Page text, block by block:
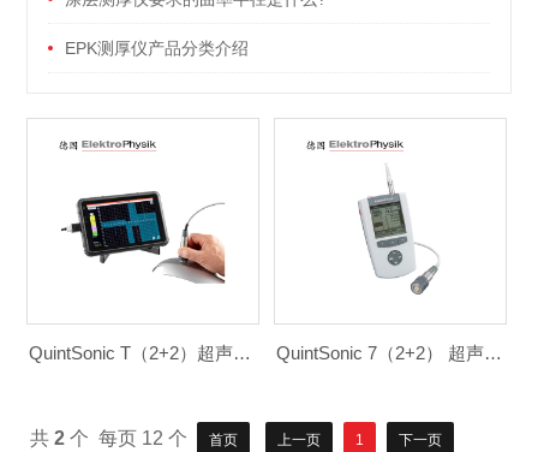
EPK测厚仪产品分类介绍
QuintSonic T（2+2）超声波涂层测厚仪 QuintSonic 7（2+2） 超声波涂层测厚仪
共 2个 每页 12 个 首页 上一页 1 下一页